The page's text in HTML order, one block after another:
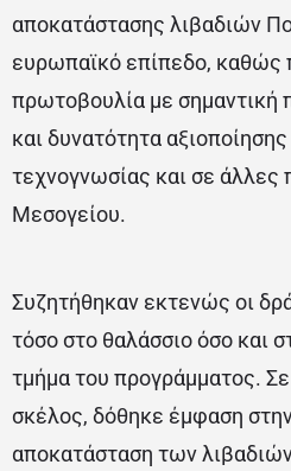
αποκατάστασης λιβαδιών
ευρωπαϊκό επίπεδο, καθώς
πρωτοβουλία με σημαντική
και δυνατότητα
τεχνογνωσίας και σε άλλες
Μεσογείου.
Συζητήθηκαν εκτενώς οι
τόσο στο θαλάσσιο όσο και
τμήμα του προγράμματος.
σκέλος, δόθηκε έμφαση
αποκατάσταση των